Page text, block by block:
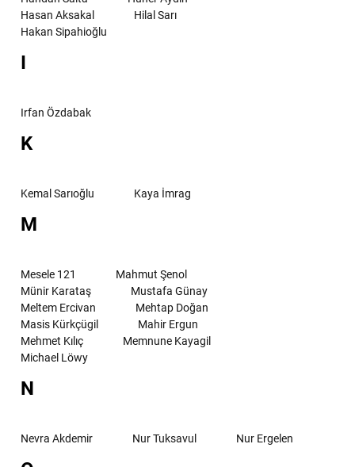
Hasan Aksakal
Hilal Sarı
Hakan Sipahioğlu
I
Irfan Özdabak
K
Kemal Sarıoğlu Kaya İmrag
M
Mesele 121
Mahmut Şenol
Münir Karataş
Mustafa Günay
Meltem Ercivan
Mehtap Doğan
Masis Kürkçügil
Mahir Ergun
Mehmet Kılıç
Memnune Kayagil
Michael Löwy
N
Nevra Akdemir Nur Tuksavul Nur Ergelen